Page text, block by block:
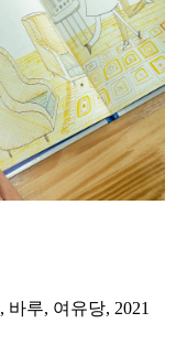
루, 여유당, 2021